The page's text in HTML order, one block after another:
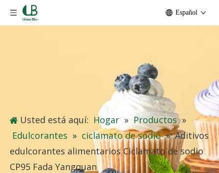
Español
Usted está aquí: Hogar » Productos »
Edulcorantes » ciclamato de sodio » Aditivos
edulcorantes alimentarios Ciclamato de sodio
CP95 Fada Yangquan